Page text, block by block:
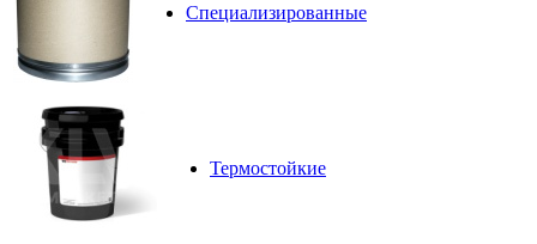
Специализированные
Термостойкие